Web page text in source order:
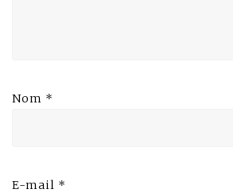
Nom *
E-mail *